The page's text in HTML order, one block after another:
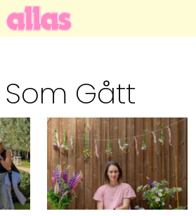
blogg
Arkiv
Kontakt
Gått